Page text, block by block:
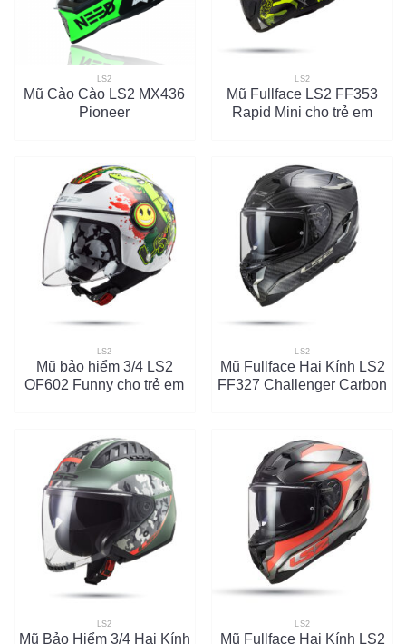
LS2
Mũ Cào Cào LS2 MX436
Pioneer
LS2
Mũ Fullface LS2 FF353
Rapid Mini cho trẻ em
LS2
Mũ bảo hiểm 3/4 LS2
OF602 Funny cho trẻ em
LS2
Mũ Fullface Hai Kính LS2
FF327 Challenger Carbon
LS2
Mũ Bảo Hiểm 3/4 Hai Kính
LS2
Mũ Fullface Hai Kính LS2